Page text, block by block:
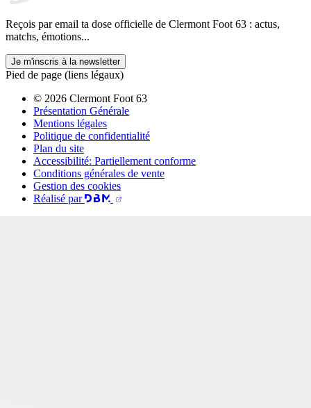
Reçois par email ta dose officielle de Clermont Foot 63 : actus,
matchs, émotions...
Je m'inscris à la newsletter
Pied de page (liens légaux)
© 2026 Clermont Foot 63
Présentation Générale
Mentions légales
Politique de confidentialité
Plan du site
Accessibilité: Partiellement conforme
Conditions générales de vente
Gestion des cookies
Réalisé par